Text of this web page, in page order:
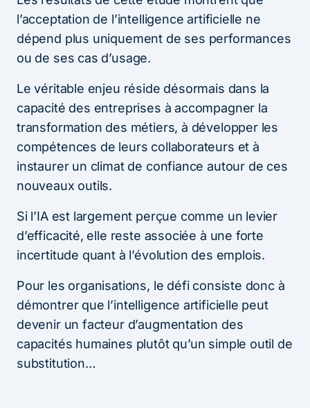
l’acceptation de l’intelligence artificielle ne
dépend plus uniquement de ses performances
ou de ses cas d’usage.
Le véritable enjeu réside désormais dans la
capacité des entreprises à accompagner la
transformation des métiers, à développer les
compétences de leurs collaborateurs et à
instaurer un climat de confiance autour de ces
nouveaux outils.
Si l’IA est largement perçue comme un levier
d’efficacité, elle reste associée à une forte
incertitude quant à l’évolution des emplois.
Pour les organisations, le défi consiste donc à
démontrer que l’intelligence artificielle peut
devenir un facteur d’augmentation des
capacités humaines plutôt qu’un simple outil de
substitution…